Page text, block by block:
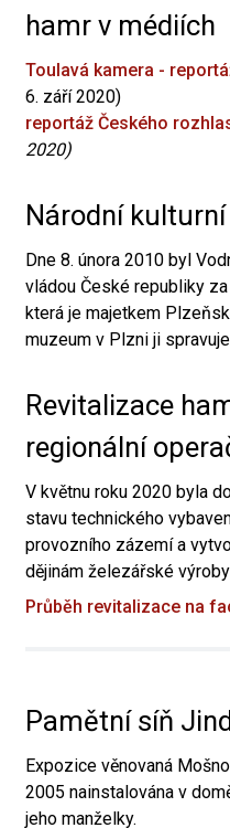
hamr v médiích
Toulavá kamera -
6. září 2020)
reportáž Českého
2020)
Národní
Dne 8. února 2010 byl
vládou České republiky
která je majetkem
muzeum v Plzni ji
Revitalizace
regionální
V květnu roku 2020 byla
stavu technického
provozního zázemí a
dějinám železářské
Průběh revitalizace na
Pamětní síň
Expozice věnovaná
2005 nainstalována v
jeho manželky.